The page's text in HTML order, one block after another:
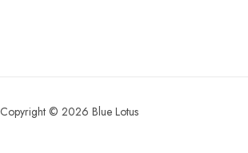
Copyright © 2026 Blue Lotus